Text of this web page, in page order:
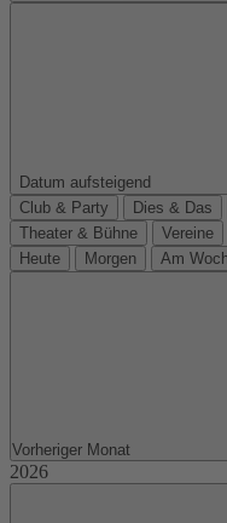
Datum aufsteigend
Club & Party
Dies & Das
Theater & Bühne
Vereine
Heute
Morgen Am
Vorheriger Monat